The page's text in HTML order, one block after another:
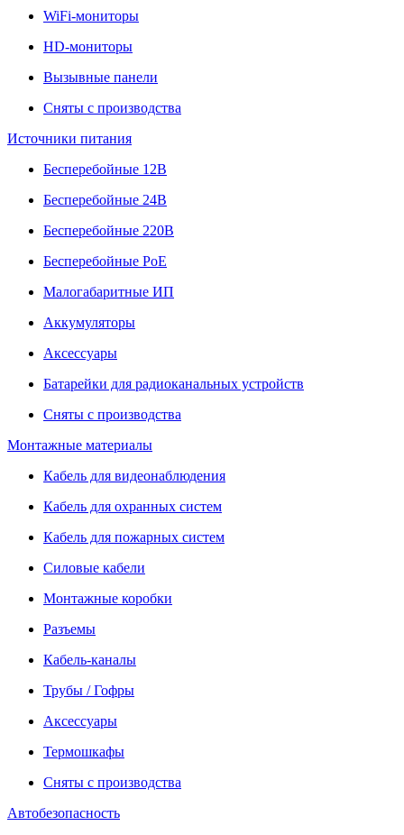
WiFi-мониторы
HD-мониторы
Вызывные панели
Сняты с производства
Источники питания
Бесперебойные 12В
Бесперебойные 24В
Бесперебойные 220В
Бесперебойные PoE
Малогабаритные ИП
Аккумуляторы
Аксессуары
Батарейки для радиоканальных устройств
Сняты с производства
Монтажные материалы
Кабель для видеонаблюдения
Кабель для охранных систем
Кабель для пожарных систем
Силовые кабели
Монтажные коробки
Разъемы
Кабель-каналы
Трубы / Гофры
Аксессуары
Термошкафы
Сняты с производства
Автобезопасность